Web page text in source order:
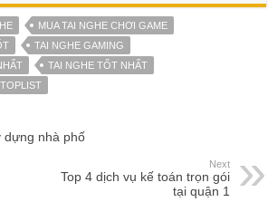
MUA TAI NGHE CHƠI GAME
TAI NGHE GAMING
TAI NGHE TỐT NHẤT
TOPLIST
dựng nhà phố
Next
Top 4 dịch vụ kế toán trọn gói
tại quận 1